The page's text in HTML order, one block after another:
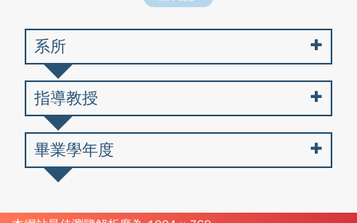
系所
指導教授
畢業學年度